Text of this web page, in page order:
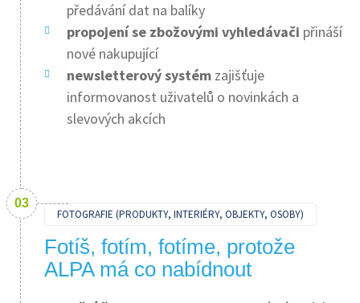
předávání dat na balíky
propojení se zbožovými vyhledávači přináší
nové nakupující
newsletterový systém zajišťuje
informovanost uživatelů o novinkách a
slevových akcích
FOTOGRAFIE (PRODUKTY, INTERIÉRY, OBJEKTY, OSOBY)
Fotíš, fotím, fotíme, protože
ALPA má co nabídnout